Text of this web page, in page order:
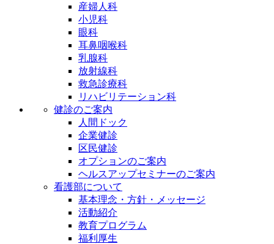
産婦人科
小児科
眼科
耳鼻咽喉科
乳腺科
放射線科
救急診療科
リハビリテーション科
健診のご案内
人間ドック
企業健診
区民健診
オプションのご案内
ヘルスアップセミナーのご案内
看護部について
基本理念・方針・メッセージ
活動紹介
教育プログラム
福利厚生